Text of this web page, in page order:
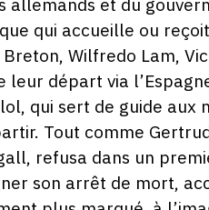
qui accueille ou
Wilfredo Lam,
départ via
qui sert de guide
Tout comme
refusa dans un
son arrêt de mort,